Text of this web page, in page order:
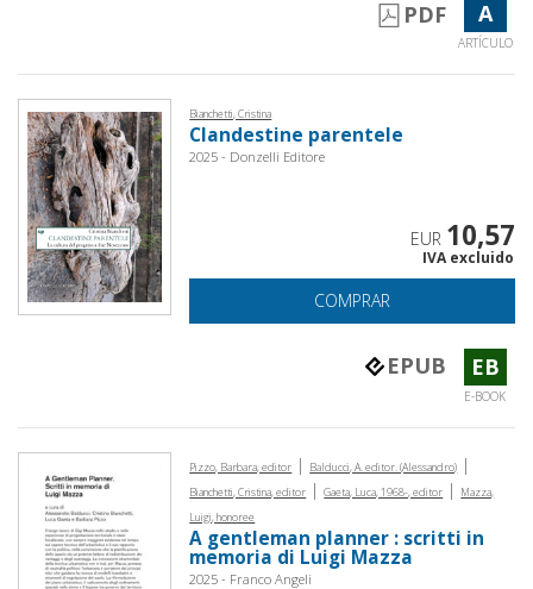
PDF A
ARTÍCULO
Bianchetti, Cristina
Clandestine parentele
2025 - Donzelli Editore
EUR 10,57
IVA excluido
COMPRAR
EPUB EB
E-BOOK
Pizzo, Barbara, editor | Balducci, A. editor. (Alessandro) |
Bianchetti, Cristina, editor | Gaeta, Luca, 1968-, editor |
Mazza,
Luigi, honoree
A gentleman planner : scritti in
memoria di Luigi Mazza
2025 - Franco Angeli